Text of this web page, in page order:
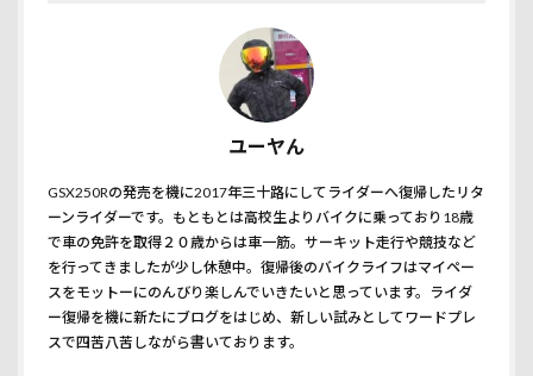
ユーヤん
GSX250Rの発売を機に2017年三十路にしてライダーへ復帰したリタ
ーンライダーです。もともとは高校生よりバイクに乗っており18歳
で車の免許を取得２０歳からは車一筋。サーキット走行や競技など
を行ってきましたが少し休憩中。復帰後のバイクライフはマイペー
スをモットーにのんびり楽しんでいきたいと思っています。ライダ
ー復帰を機に新たにブログをはじめ、新しい試みとしてワードプレ
スで四苦八苦しながら書いております。